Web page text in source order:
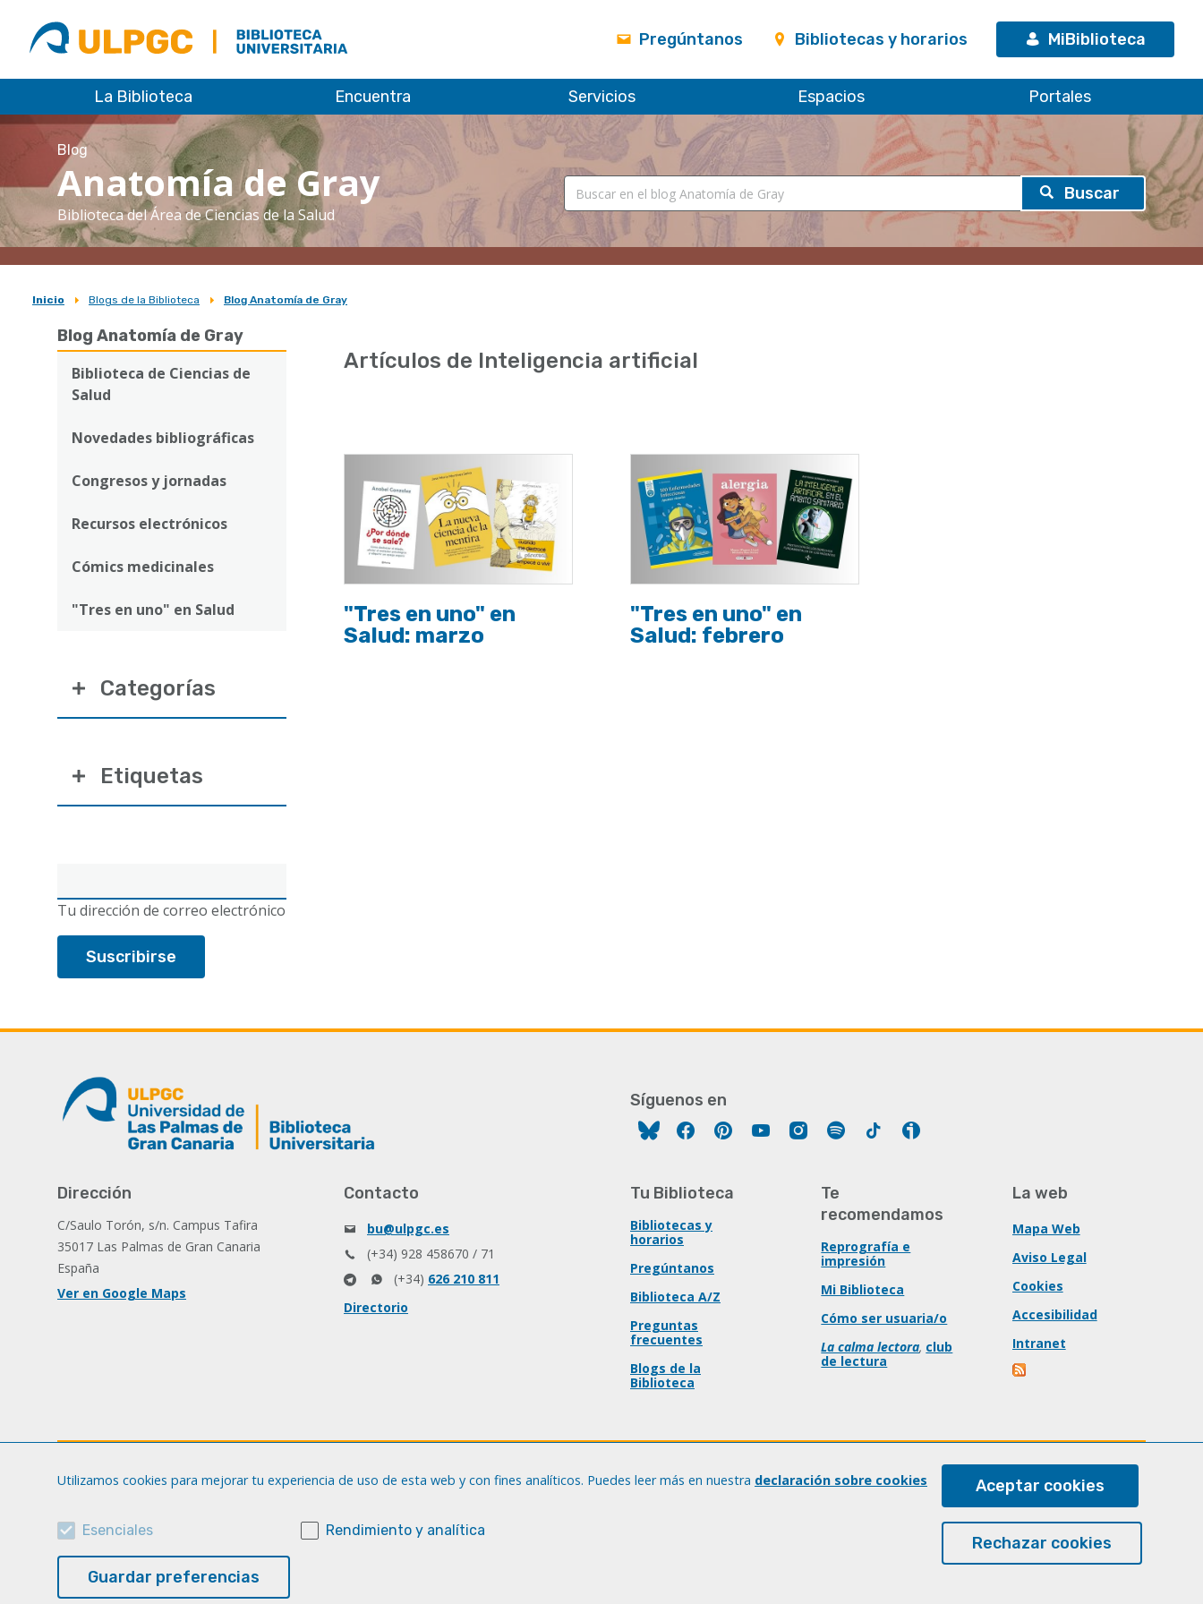
ULPGC
Biblioteca
ULPGC
Pregúntanos Bibliotecas y horarios MiBiblioteca
La Biblioteca Encuentra Servicios Espacios Portales
Blog
Anatomía de Gray
Biblioteca del Área de Ciencias de la Salud
Sobrescribir
enlaces
ayuda
Inicio Blogs de la Biblioteca Blog Anatomía de Gray
Blog Anatomía de Gray
Biblioteca de Ciencias de
Salud
Novedades bibliográficas
Congresos y jornadas
Recursos electrónicos
Cómics medicinales
"Tres en uno" en Salud
electrónico
Tu dirección de correo electrónico
Categorías
Etiquetas
Artículos de Inteligencia artificial
"Tres en uno" en
Salud: marzo
"Tres en uno" en
Salud: febrero
Síguenos en
FacebookPinterestYouTubeInstagram
Spotify Tiktok
Dirección
C/Saulo Torón, s/n. Campus Tafira
35017 Las Palmas de Gran Canaria
España
Ver en Google Maps
Contacto
bu@ulpgc.es
(+34) 928 458670 / 71
(+34) 626 210 811
Directorio
Tu Biblioteca
Bibliotecas y
horarios
Pregúntanos
Biblioteca A/Z
Preguntas
frecuentes
Blogs de la
Biblioteca
Te
recomendamos
Reprografía e
impresión
Mi Biblioteca
Cómo ser usuaria/o
La calma lectora, club
de lectura
La web
Mapa Web
Aviso Legal
Cookies
Accesibilidad
Intranet
Utilizamos cookies para mejorar tu experiencia de uso de esta web y con fines analíticos. Puedes leer más en nuestra declaración sobre cookies
Esenciales Rendimiento y analítica
Guardar preferencias
Aceptar cookies
Rechazar cookies